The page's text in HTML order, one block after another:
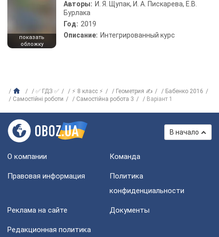
показать
обложку
Авторы: И. Я. Щупак, И. А. Пискарева, Е.В.
Бурлака
Год: 2019
Описание: Интегрированный курс
✅ ГДЗ ✅ ⚡ 8 класс ⚡ Геометрия ✍
Бабенко 2016
Самостійні роботи
Самостійна робота 3 Варіант 1
В начало
О компании Команда
Правовая информация
Политика
конфиденциальности
Реклама на сайте Документы
Редакционная политика